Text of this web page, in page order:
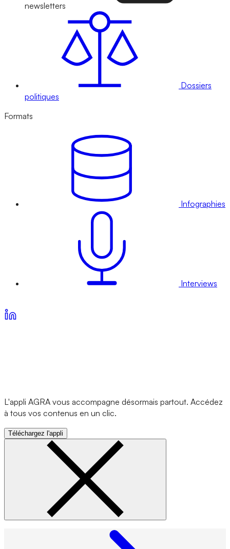
newsletters
Dossiers
politiques
Formats
Infographies
Interviews
L'appli AGRA vous accompagne désormais partout. Accédez
à tous vos contenus en un clic.
Téléchargez l'appli